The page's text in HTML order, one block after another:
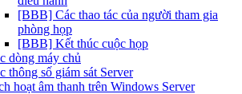
[BBB] Các thao tác của người tham gia
phòng họp
[BBB] Kết thúc cuộc họp
dòng máy chủ
thông số giám sát Server
hoạt âm thanh trên Windows Server